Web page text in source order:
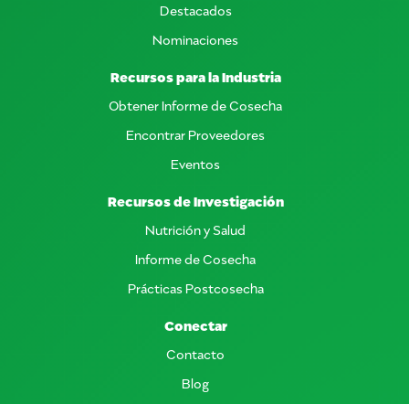
Destacados
Nominaciones
Recursos para la Industria
Obtener Informe de Cosecha
Encontrar Proveedores
Eventos
Recursos de Investigación
Nutrición y Salud
Informe de Cosecha
Prácticas Postcosecha
Conectar
Contacto
Blog